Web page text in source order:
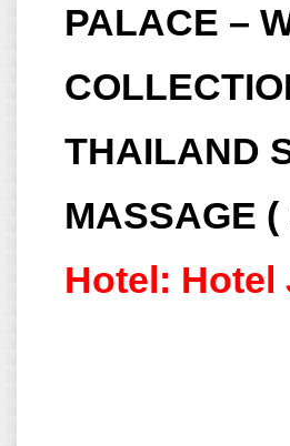
PALACE –
THAILAND
MASSAGE (
Hotel: Hotel